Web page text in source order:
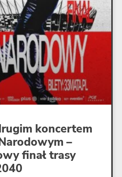
koncertem
–
finał trasy